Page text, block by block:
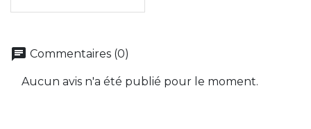
chat Commentaires (0)
Aucun avis n'a été publié pour le moment.